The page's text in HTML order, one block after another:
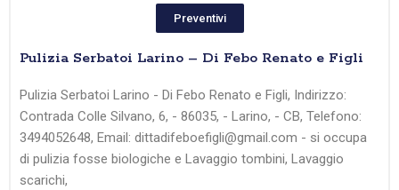
Preventivi
Pulizia Serbatoi Larino – Di Febo Renato e Figli
Pulizia Serbatoi Larino - Di Febo Renato e Figli, Indirizzo:
Contrada Colle Silvano, 6, - 86035, - Larino, - CB, Telefono:
3494052648, Email: dittadifeboefigli@gmail.com - si occupa
di pulizia fosse biologiche e Lavaggio tombini, Lavaggio
scarichi,